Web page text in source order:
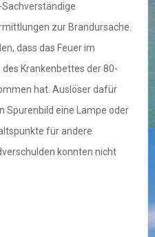
zur Brandursache.
dass das Feuer im
Krankenbettes der 80-
hat. Auslöser dafür
eine Lampe oder
für andere
konnten nicht